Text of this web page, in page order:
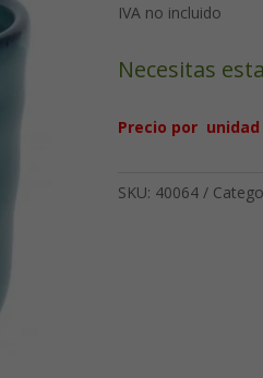
IVA no incluido
Necesitas
Precio por unidad
SKU: 40064